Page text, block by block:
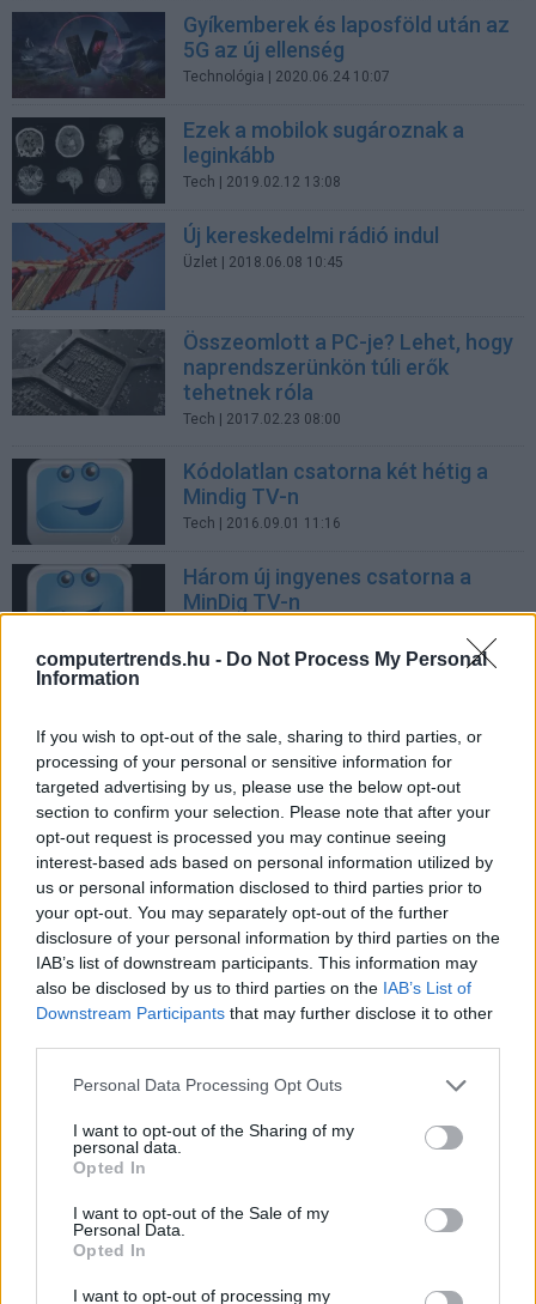
computertrends.hu - Do Not Process My Personal
Information
If you wish to opt-out of the sale, sharing to third parties, or
processing of your personal or sensitive information for
targeted advertising by us, please use the below opt-out
section to confirm your selection. Please note that after your
opt-out request is processed you may continue seeing
interest-based ads based on personal information utilized by
us or personal information disclosed to third parties prior to
your opt-out. You may separately opt-out of the further
disclosure of your personal information by third parties on the
IAB’s list of downstream participants. This information may
also be disclosed by us to third parties on the IAB’s List of
Downstream Participants that may further disclose it to other
Please note that this website/app uses one or more Google
not limited to your visit or usage behaviour. You may click to
grant or deny consent to Google and its third-party tags to
use your data for below specified purposes in below Google
consent section.
Personal Data Processing Opt Outs
I want to opt-out of the Sharing of my
personal data.
Opted In
I want to opt-out of the Sale of my
Personal Data.
Opted In
I want to opt-out of processing my
Gyíkemberek és laposföld után az
5G az új ellenség
Technológia | 2020.06.24 10:07
Ezek a mobilok sugároznak a
leginkább
Tech | 2019.02.12 13:08
Új kereskedelmi rádió indul
Üzlet | 2018.06.08 10:45
Összeomlott a PC-je? Lehet, hogy
naprendszerünkön túli erők
tehetnek róla
Tech | 2017.02.23 08:00
Kódolatlan csatorna két hétig a
Mindig TV-n
Tech | 2016.09.01 11:16
Három új ingyenes csatorna a
MinDig TV-n
Megkezdte működését az ASTRA
5B
Tech| 2014.06.03 08:04
Holnap délben vége az analóg
tévézésnek
Tech| 2013.10.30 18:08
sorsára jut
Tech | 2011.10.05 20:19